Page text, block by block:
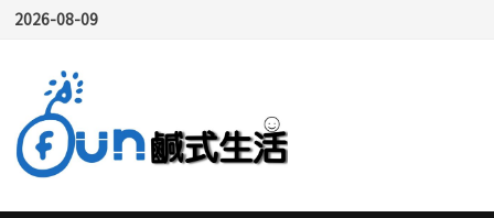
Skip
content
2026-08-09